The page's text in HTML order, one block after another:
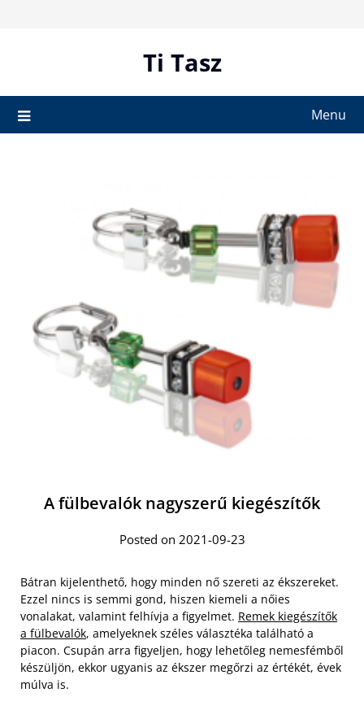
Ti Tasz
Menu
A fülbevalók nagyszerű kiegészítők
Posted on 2021-09-23
Bátran kijelenthető, hogy minden nő szereti az ékszereket.
Ezzel nincs is semmi gond, hiszen kiemeli a nőies
vonalakat, valamint felhívja a figyelmet. Remek kiegészítők
a fülbevalók, amelyeknek széles választéka található a
piacon. Csupán arra figyeljen, hogy lehetőleg nemesfémből
készüljön, ekkor ugyanis az ékszer megőrzi az értékét, évek
múlva is.